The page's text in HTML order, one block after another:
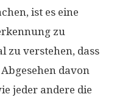
ist es eine
zu
zu verstehen, dass
davon
jeder andere die